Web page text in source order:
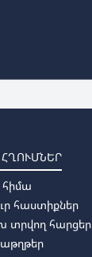
հիմա
հաստիքներ
տրվող հարցեր